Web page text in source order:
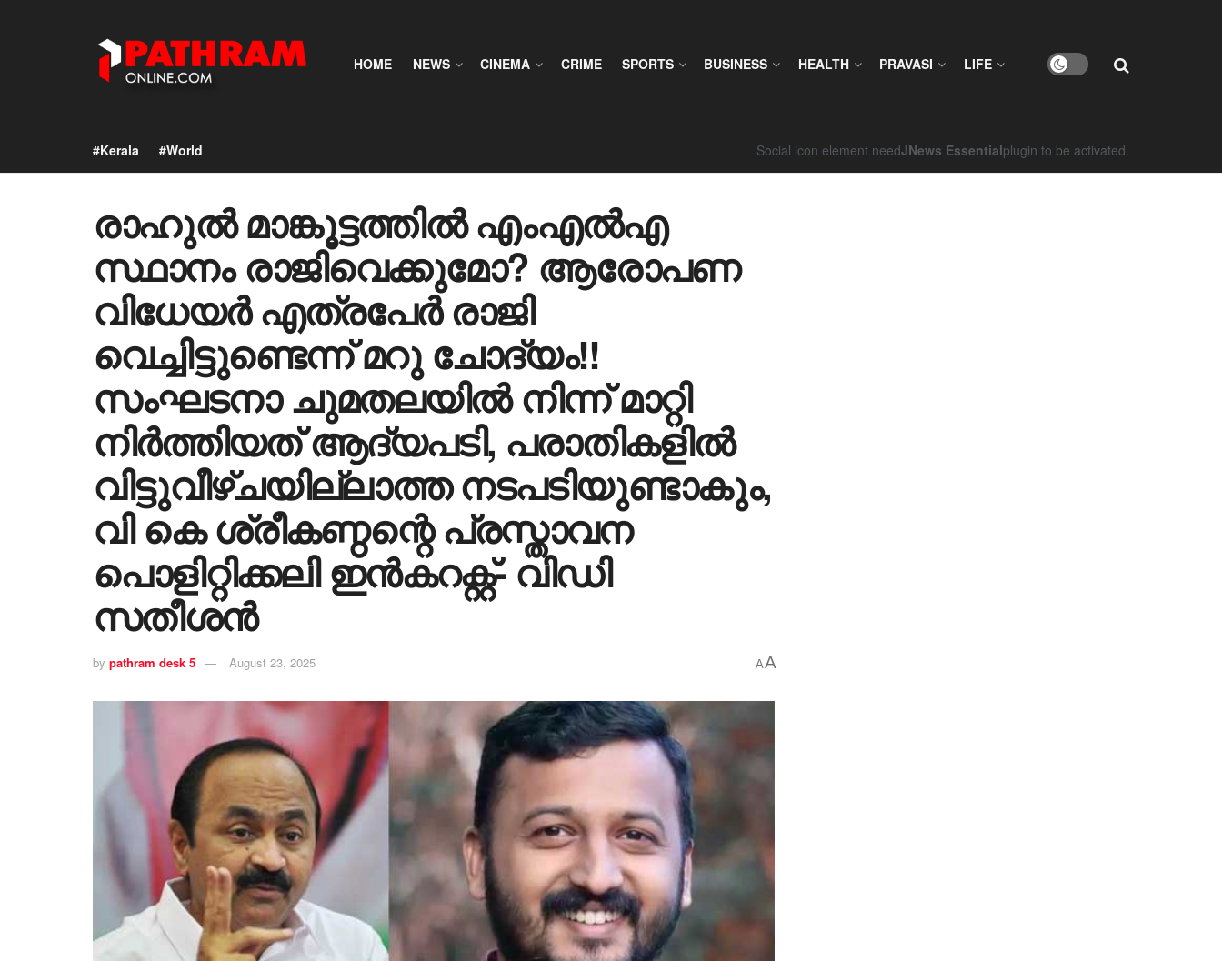
HOME NEWS CINEMA CRIME SPORTS BUSINESS HEALTH PRAVASI LIFE
#Kerala #World Social icon element needJNews Essentialplugin to be activated.
രാഹുൽ മാങ്കൂട്ടത്തിൽ എംഎൽഎ
സ്ഥാനം രാജിവെക്കുമോ? ആരോപണ
വിധേയർ എത്രപേർ രാജി
വെച്ചിട്ടുണ്ടെന്ന് മറു ചോദ്യം!!
സംഘടനാ ചുമതലയിൽ നിന്ന് മാറ്റി
നിർത്തിയത് ആദ്യപടി, പരാതികളിൽ
വിട്ടുവീഴ്ചയില്ലാത്ത നടപടിയുണ്ടാകും,
വി കെ ശ്രീകണ്ഠന്റെ പ്രസ്താവന
പൊളിറ്റിക്കലി ഇൻകറക്റ്റ്- വിഡി
സതീശൻ
by pathram desk 5 August 23, 2025 AA